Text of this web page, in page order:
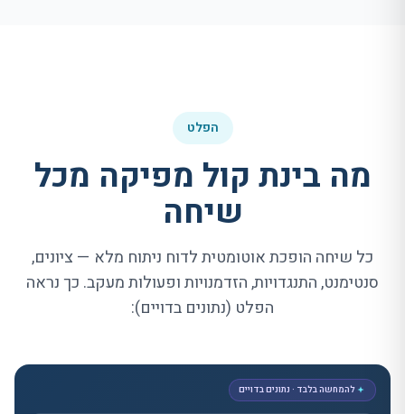
הפלט
מה בינת קול מפיקה מכל
שיחה
כל שיחה הופכת אוטומטית לדוח ניתוח מלא — ציונים,
סנטימנט, התנגדויות, הזדמנויות ופעולות מעקב. כך נראה
הפלט (נתונים בדויים):
להמחשה בלבד · נתונים בדויים